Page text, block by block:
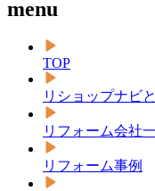
menu
TOP
リショップナビ
リフォーム会社
リフォーム事例